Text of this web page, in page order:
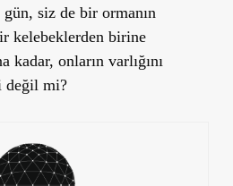
siz de bir ormanın
kelebeklerden birine
kadar, onların varlığını
değil mi?